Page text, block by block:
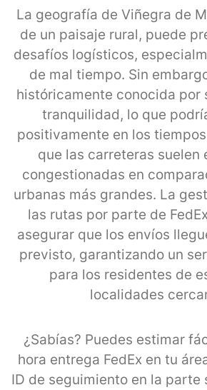
La geografía de Viñegra de
de un paisaje rural, puede
desafíos logísticos,
de mal tiempo. Sin
históricamente conocida por
tranquilidad, lo que
positivamente en los
que las carreteras suelen
congestionadas en
urbanas más grandes. La
las rutas por parte de
asegurar que los envíos
previsto, garantizando un
para los residentes de
localidades
¿Sabías? Puedes estimar
hora entrega FedEx en tu
ID de seguimiento en la parte